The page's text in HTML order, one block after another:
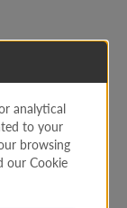
analytical
to your
browsing
our Cookie